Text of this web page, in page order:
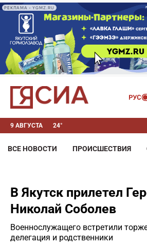
РЕКЛАМА • YGMZ.RU
9 АВГУСТА 24°
ВСЕ НОВОСТИ ПРОИСШЕСТВИЯ
В Якутск прилетел
Николай Соболев
Военнослужащего встретили
делегация и родственники